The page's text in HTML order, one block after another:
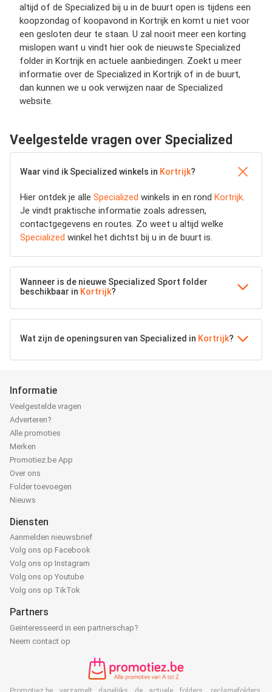
altijd of de Specialized bij u in de buurt open is tijdens een
koopzondag of koopavond in Kortrijk en komt u niet voor
een gesloten deur te staan. U zal nooit meer een korting
mislopen want u vindt hier ook de nieuwste Specialized
folder in Kortrijk en actuele aanbiedingen. Zoekt u meer
informatie over de Specialized in Kortrijk of in de buurt,
dan kunnen we u ook verwijzen naar de Specialized
website.
Veelgestelde vragen over Specialized
Waar vind ik Specialized winkels in Kortrijk?
Hier ontdek je alle Specialized winkels in en rond Kortrijk.
Je vindt praktische informatie zoals adressen,
contactgegevens en routes. Zo weet u altijd welke
Specialized winkel het dichtst bij u in de buurt is.
Wanneer is de nieuwe Specialized Sport folder
beschikbaar in Kortrijk?
Wat zijn de openingsuren van Specialized in Kortrijk?
Informatie
Veelgestelde vragen
Adverteren?
Alle promoties
Merken
Promotiez.be App
Over ons
Folder toevoegen
Nieuws
Diensten
Aanmelden nieuwsbrief
Volg ons op Facebook
Volg ons op Instagram
Volg ons op Youtube
Volg ons op TikTok
Partners
Geïnteresseerd in een partnerschap?
Neem contact op